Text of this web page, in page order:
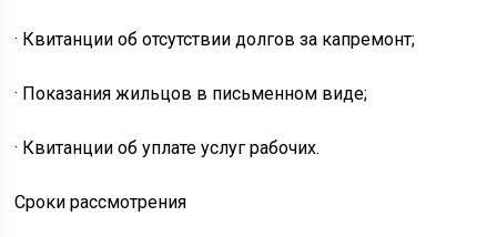
· Квитанции об отсутствии долгов за капремонт;
· Показания жильцов в письменном виде;
· Квитанции об уплате услуг рабочих.
Сроки рассмотрения